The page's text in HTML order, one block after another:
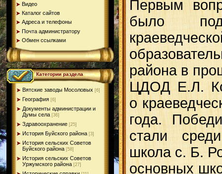
Видео
Каталог сайтов
Адреса и телефоны
Почта администратору
Обмен ссылками
Категории раздела
Вятские заводы Мосоловых [6]
География [6]
Документы администрации и
Думы села [36]
Здравоохранение [25]
История Буйского района [3]
История сельских Советов
Буйского района [58]
История сельских Советов
Уржумского района [27]
Первым
было
района в
ЦДОД Е.Л.
о
года.
стали
школа с. Б.
основных